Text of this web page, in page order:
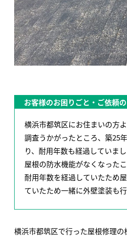
お客様のお困りごと・ご依頼
横浜市都筑区にお住まいの方
調査うかがったところ、築25
り、耐用年数も経過していまし
屋根の防水機能がなくなった
耐用年数を経過していたため
ていたため一緒に外壁塗装も行
横浜市都筑区で行った屋根修理の